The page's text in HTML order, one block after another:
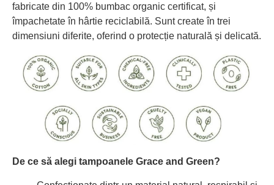
fabricate din 100% bumbac organic certificat, și
împachetate în hârtie reciclabilă. Sunt create în trei
dimensiuni diferite, oferind o protecție naturală și delicată.
De ce să alegi tampoanele Grace and Green?